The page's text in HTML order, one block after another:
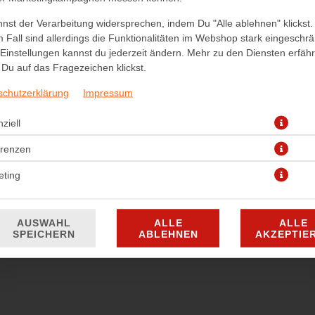
Getränken aus Fernost gründete Dietrich Mateschitz Mitte
Red Bull Energy Drink am 1. April 1987 in Österreich auf den
Spitzensport, beim Studieren, in stark fordernden Berufen sowie
Taurin (0,4%), Säureregulatoren (Natriumcarbonate,
B6, B12), Aromen, Farbstoffe (Zuckerkulör, Riboflavine)
3,75 € *
* Die Preise können nach Auswahl des Stores variieren.
der Verarbeitung widersprechen, indem Du "Alle ablehnen" klickst.
Fall sind allerdings die Funktionalitäten im Webshop stark
kannst du jederzeit ändern. Mehr zu den Diensten
auf das Fragezeichen klickst.
Impressum
AUSWAHL
SPEICHERN
ALLE
ABLEHNEN
ALLE